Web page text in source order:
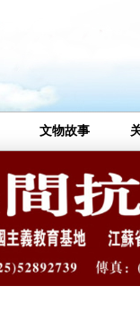
文物故事